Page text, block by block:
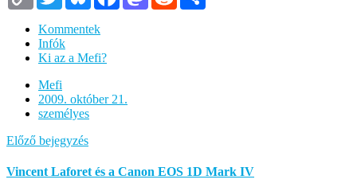
Kommentek
Infók
Ki az a Mefi?
Mefi
2009. október 21.
személyes
Előző bejegyzés
Vincent Laforet és a Canon EOS 1D Mark IV